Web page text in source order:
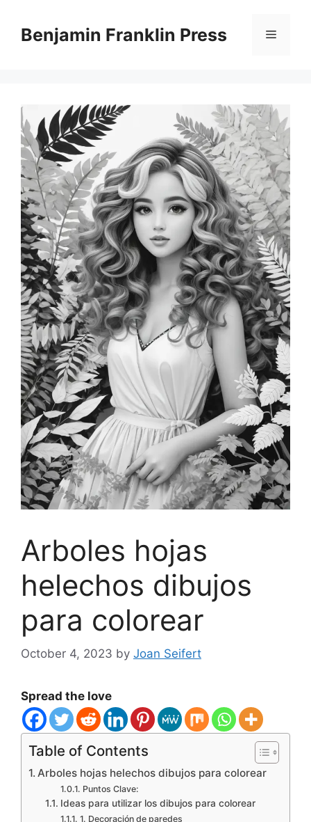
contentBenjamin Franklin Press Menu
Arboles hojas
helechos dibujos
para colorear
October 4, 2023 by Joan Seifert
Spread the love
Table of Contents
Arboles hojas helechos dibujos para colorear
Puntos Clave:
Ideas para utilizar los dibujos para colorear
1. Decoración de paredes